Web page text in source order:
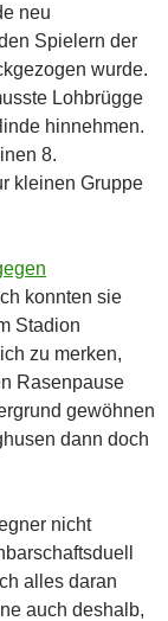
neu
Spielern der
wurde.
Lohbrügge
hinnehmen.
8.
kleinen Gruppe
konnten sie
Stadion
zu merken,
Rasenpause
gewöhnen
dann doch
nicht
alles daran
auch deshalb,